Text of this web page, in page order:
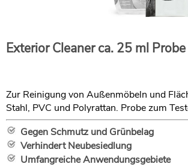
Exterior Cleaner ca. 25 ml Probe
Zur Reinigung von Außenmöbeln und
Stahl, PVC und Polyrattan. Probe zum
Gegen Schmutz und Grünbelag
Verhindert Neubesiedlung
Umfangreiche Anwendungsgebiete